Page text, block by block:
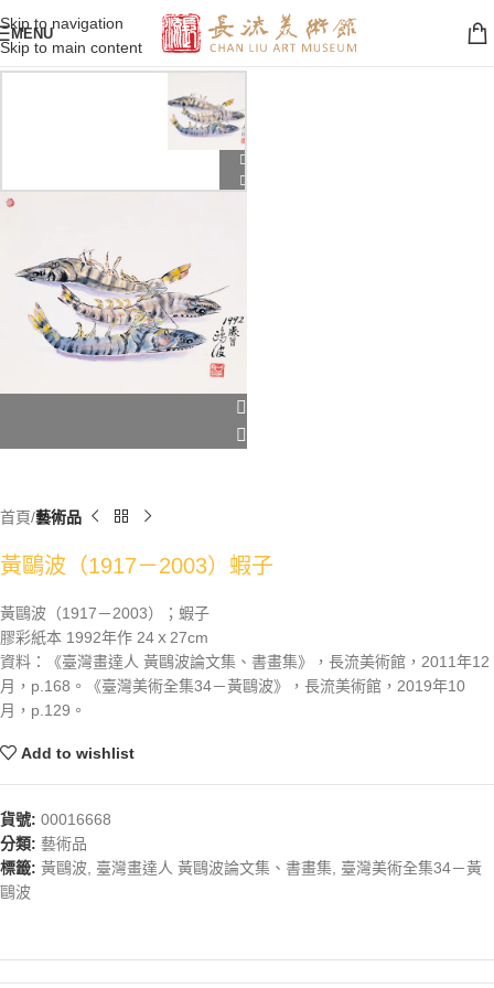
Skip to navigation
Skip to main content
MENU
首頁 藝術品
黃鷗波（1917－2003）蝦子
黃鷗波（1917－2003）；蝦子
膠彩紙本 1992年作 24ｘ27cm
資料：《臺灣畫達人 黃鷗波論文集、書畫集》，長流美術館，2011年12
月，p.168。《臺灣美術全集34－黃鷗波》，長流美術館，2019年10
月，p.129。
Add to wishlist
貨號: 00016668
分類: 藝術品
標籤: 黃鷗波 臺灣畫達人 黃鷗波論文集、書畫集 臺灣美術全集34－黃
鷗波